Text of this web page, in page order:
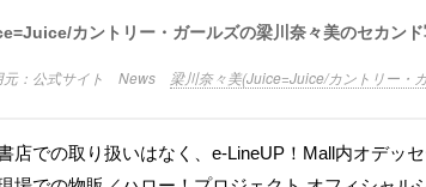
カントリー・ガールズの梁川奈々美のセカン
公式サイト News 梁川奈々美(Juice=Juice/カントリー・